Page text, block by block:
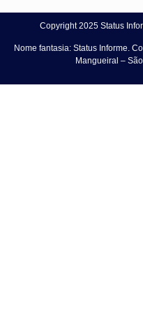
Copyright 2025 Status
Nome fantasia: Status Informe.
Mangueiral –